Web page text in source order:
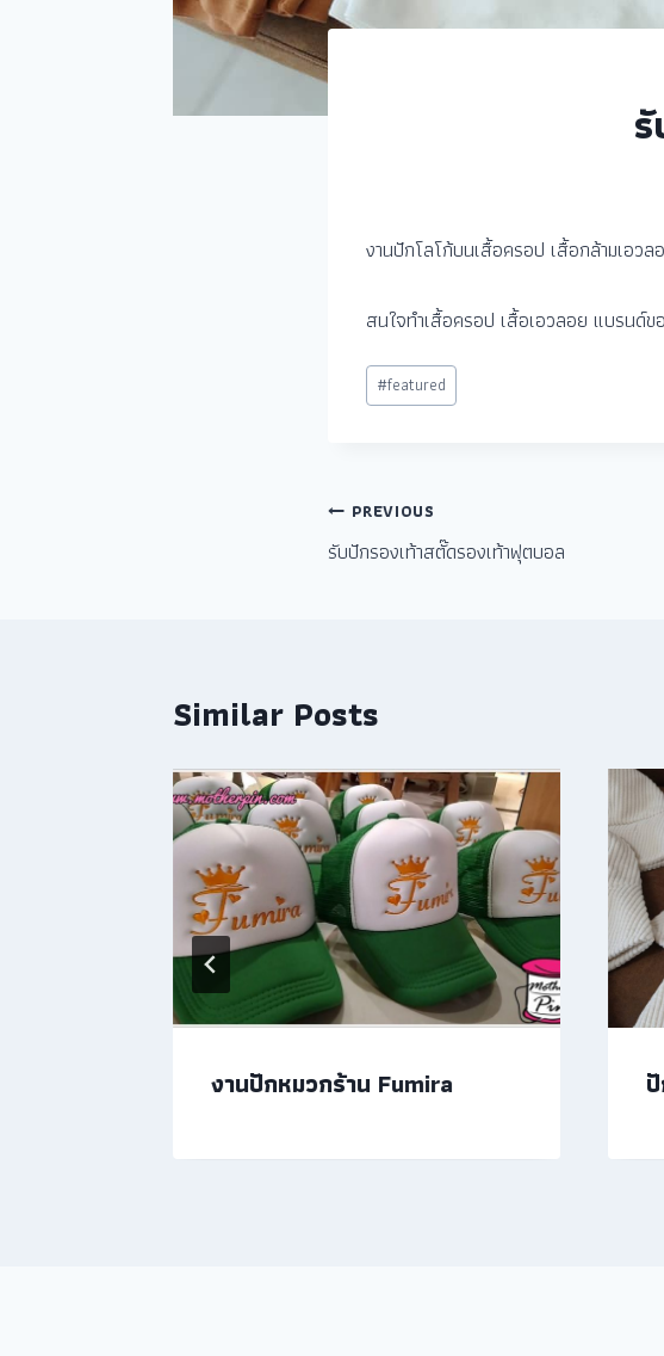
งานปักโลโก้บนเสื้อครอป เสื้อกล้ามเอว
สนใจทำเสื้อครอป เสื้อเอวลอย แบรนด์
#featured
PREVIOUS
รับปักรองเท้าสตั๊ดรองเท้าฟุตบอล
Similar Posts
งานปักหมวกร้าน Fumira